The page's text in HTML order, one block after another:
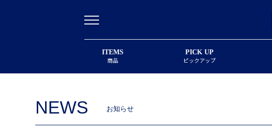
ITEMS
商品
PICK UP
ピックアップ
NEWS お知らせ